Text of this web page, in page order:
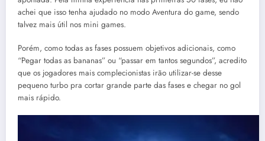
achei que isso tenha ajudado no modo Aventura do game, sendo
talvez mais útil nos mini games.
Porém, como todas as fases possuem objetivos adicionais, como
“Pegar todas as bananas” ou “passar em tantos segundos”, acredito
que os jogadores mais complecionistas irão utilizar-se desse
pequeno turbo pra cortar grande parte das fases e chegar no gol
mais rápido.